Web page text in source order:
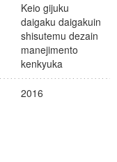
Keio gijuku
daigaku daigakuin
shisutemu dezain
manejimento
kenkyuka
2016